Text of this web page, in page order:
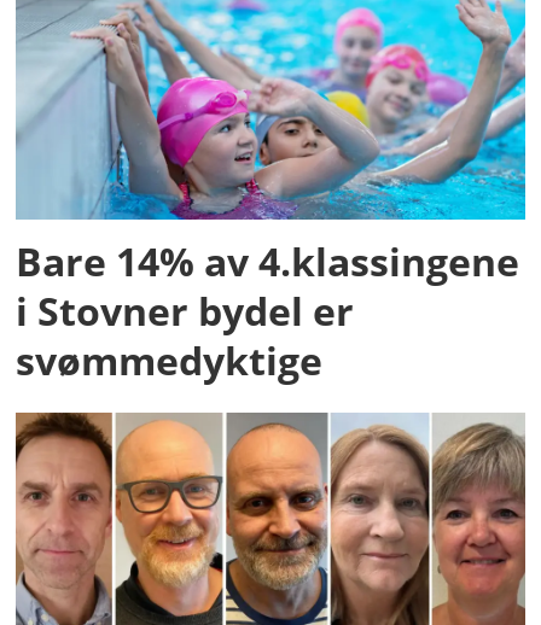
Bare 14% av 4.klassingene
i Stovner bydel er
svømmedyktige